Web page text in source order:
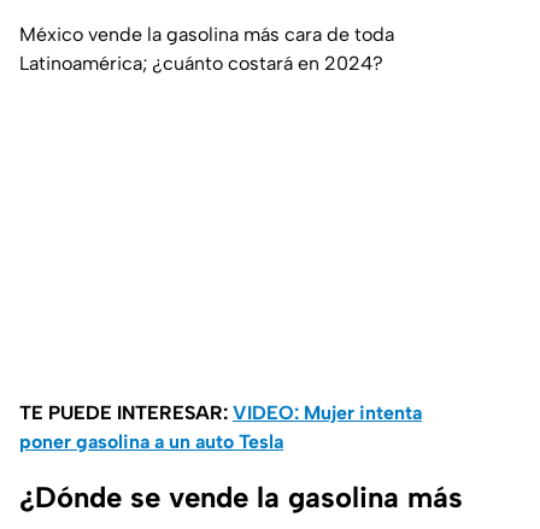
México vende la gasolina más cara de toda
Latinoamérica; ¿cuánto costará en 2024?
TE PUEDE INTERESAR: VIDEO: Mujer intenta
poner gasolina a un auto Tesla
¿Dónde se vende la gasolina más